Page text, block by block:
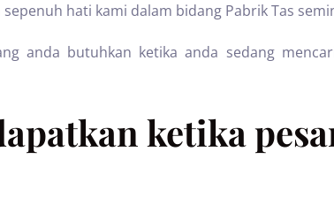
sepenuh hati kami dalam bidang Pabrik Tas
anda butuhkan ketika anda sedang
ketika